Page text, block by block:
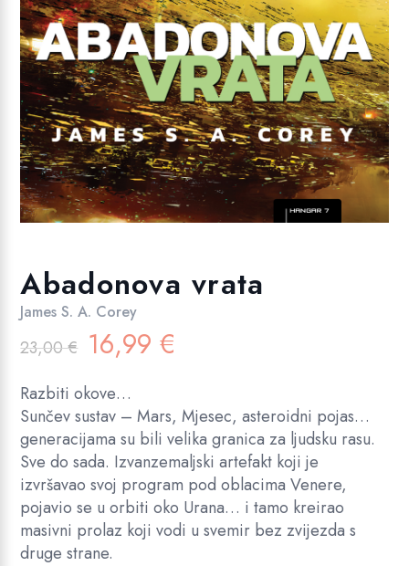
Abadonova vrata
James S. A. Corey
23,00€ Izvorna
cijena
bila
je:
23,00 €.
16,99€
16,99 €.
Razbiti okove…
Sunčev sustav – Mars, Mjesec, asteroidni pojas…
generacijama su bili velika granica za ljudsku rasu.
Sve do sada. Izvanzemaljski artefakt koji je
izvršavao svoj program pod oblacima Venere,
pojavio se u orbiti oko Urana… i tamo kreirao
masivni prolaz koji vodi u svemir bez zvijezda s
druge strane.